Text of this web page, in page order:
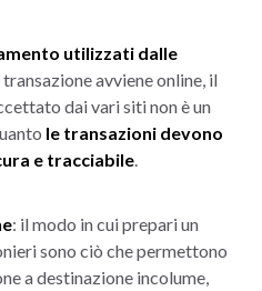
utilizzati dalle
avviene online, il
dai vari siti non è un
le transazioni devono
e tracciabile
: il modo in cui prepari un
sono ciò che permettono
a destinazione incolume,